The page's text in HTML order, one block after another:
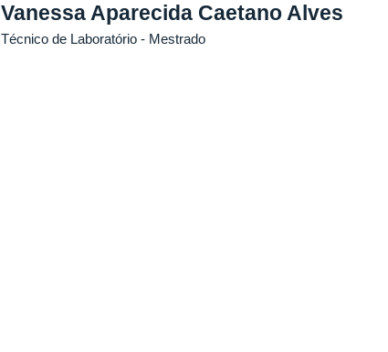
Vanessa Aparecida Caetano Alves
Técnico de Laboratório - Mestrado